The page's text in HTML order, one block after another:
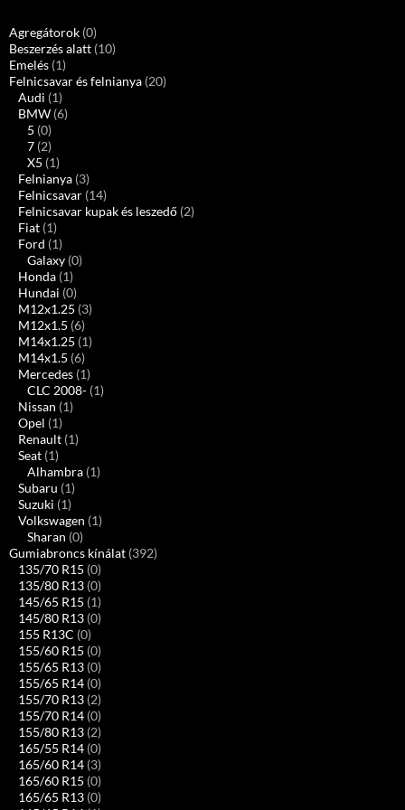
Agregátorok (0)
Beszerzés alatt (10)
Emelés (1)
Felnicsavar és felnianya (20)
Audi (1)
BMW (6)
5 (0)
7 (2)
X5 (1)
Felnianya (3)
Felnicsavar (14)
Felnicsavar kupak és leszedő (2)
Fiat (1)
Ford (1)
Galaxy (0)
Honda (1)
Hundai (0)
M12x1.25 (3)
M12x1.5 (6)
M14x1.25 (1)
M14x1.5 (6)
Mercedes (1)
CLC 2008- (1)
Nissan (1)
Opel (1)
Renault (1)
Seat (1)
Alhambra (1)
Subaru (1)
Suzuki (1)
Volkswagen (1)
Sharan (0)
Gumiabroncs kínálat (392)
135/70 R15 (0)
135/80 R13 (0)
145/65 R15 (1)
145/80 R13 (0)
155 R13C (0)
155/60 R15 (0)
155/65 R13 (0)
155/65 R14 (0)
155/70 R13 (2)
155/70 R14 (0)
155/80 R13 (2)
165/55 R14 (0)
165/60 R14 (3)
165/60 R15 (0)
165/65 R13 (0)